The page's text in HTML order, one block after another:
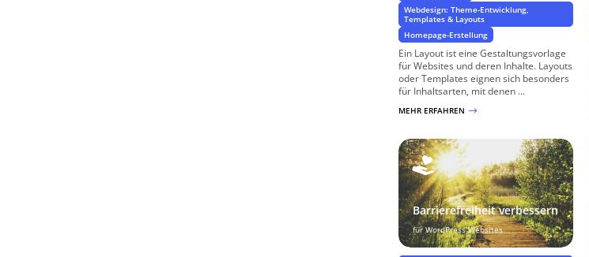
Webdesign: Theme-Entwicklung,
Templates & Layouts
Homepage-Erstellung
Ein Layout ist eine Gestaltungsvorlage
für Websites und deren Inhalte. Layouts
oder Templates eignen sich besonders
für Inhaltsarten, mit denen ...
MEHR ERFAHREN $
Barrierefreiheit verbessern
für WordPress Websites